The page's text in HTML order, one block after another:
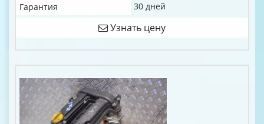
Гарантия
30 дней
Узнать цену